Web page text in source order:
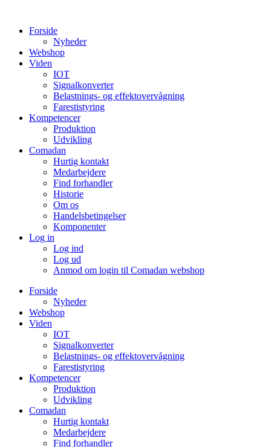
indholdForside
Nyheder
Webshop
Viden
IOT
Signalkonverter
Belastnings- og effektovervågning
Farestistyring
Kompetencer
Produktion
Udvikling
Comadan
Hurtig kontakt
Medarbejdere
Find forhandler
Historie
Om os
Handelsbetingelser
Komponenter
Log in
Log ind
Log ud
Anmod om login til Comadan webshop
Forside
Nyheder
Webshop
Viden
IOT
Signalkonverter
Belastnings- og effektovervågning
Farestistyring
Kompetencer
Produktion
Udvikling
Comadan
Hurtig kontakt
Medarbejdere
Find forhandler